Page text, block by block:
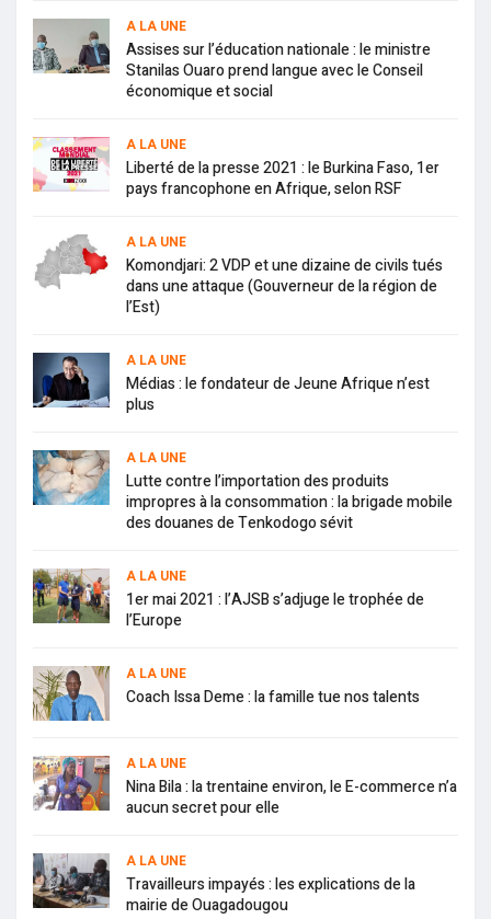
A LA UNE
Assises sur l’éducation nationale : le ministre
Stanilas Ouaro prend langue avec le Conseil
économique et social
A LA UNE
Liberté de la presse 2021 : le Burkina Faso, 1er
pays francophone en Afrique, selon RSF
A LA UNE
Komondjari: 2 VDP et une dizaine de civils tués
dans une attaque (Gouverneur de la région de
l’Est)
A LA UNE
Médias : le fondateur de Jeune Afrique n’est
plus
A LA UNE
Lutte contre l’importation des produits
impropres à la consommation : la brigade mobile
des douanes de Tenkodogo sévit
A LA UNE
1er mai 2021 : l’AJSB s’adjuge le trophée de
l’Europe
A LA UNE
Coach Issa Deme : la famille tue nos talents
A LA UNE
Nina Bila : la trentaine environ, le E-commerce n’a
aucun secret pour elle
A LA UNE
Travailleurs impayés : les explications de la
mairie de Ouagadougou